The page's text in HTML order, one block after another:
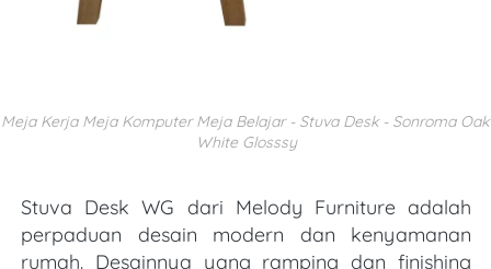
Meja Kerja Meja Komputer Meja Belajar - Stuva Desk - Sonroma Oak
White Glosssy
Stuva Desk WG dari Melody Furniture adalah
perpaduan desain modern dan kenyamanan
rumah. Desainnya yang ramping dan finishing